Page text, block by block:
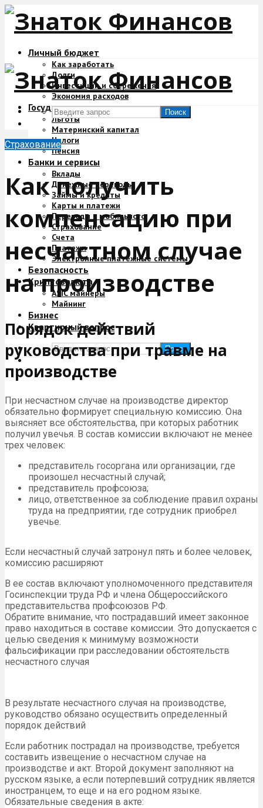
Личный бюджет
Как заработать
Долги
Инвестиции и сбережения
Экономия расходов
Государство и деньги
Льготы
Материнский капитал
Налоги
Пенсия
Банки и сервисы
Вклады
Денежные переводы
Займы и кредиты
Карты и платежи
Переводы с мобильного
Страхование
Счета
Платежи
Электронные платежные системы
Безопасность
Криптовалюта
ASIC майнеры
Майнинг
Бизнес
Квартирный вопрос
Поиск
Поиск
Страхование
Как получить
компенсацию при
несчастном случае
на производстве
Порядок действий
руководства при травме на
производстве
При несчастном случае на производстве директор
обязательно формирует специальную комиссию. Она
выясняет все обстоятельства, при которых работник
получил увечья. В состав комиссии включают не менее
трех человек:
представитель госоргана или организации, где
произошел несчастный случай;
представитель профсоюза;
лицо, ответственное за соблюдение правил охраны
труда на предприятии, где сотрудник приобрел
увечье.
Если несчастный случай затронул пять и более человек,
комиссию расширяют
В ее состав включают уполномоченного представителя
Госинспекции труда РФ и члена Общероссийского
представительства профсоюзов РФ.
Обратите внимание, что пострадавший имеет законное
право находиться в составе комиссии. Это допускается с
целью сведения к минимуму возможности
фальсификации при расследовании обстоятельств
несчастного случая
В результате несчастного случая на производстве,
руководство обязано осуществить определенный
порядок действий
Если работник пострадал на производстве, требуется
составить извещение о несчастном случае на
производстве и акт. Второй документ заполняют на
русском языке, а если потерпевший сотрудник является
иностранцем, то еще и на его родном языке.
Обязательные сведения в акте: